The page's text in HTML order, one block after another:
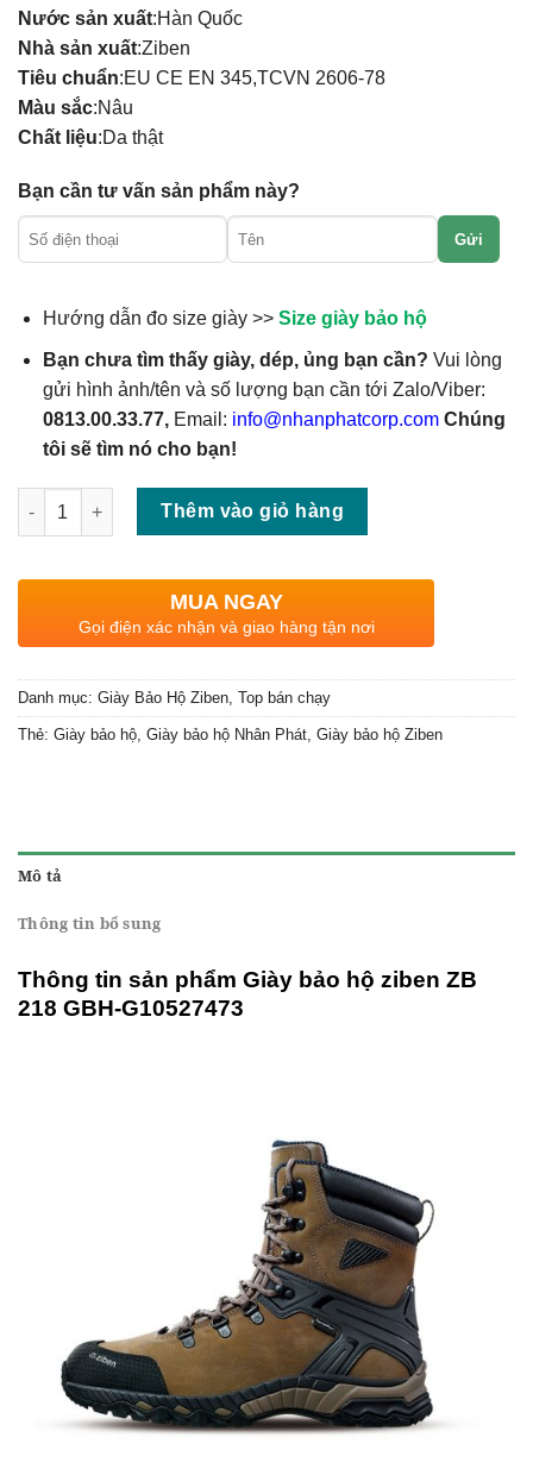
Nước sản xuất:Hàn Quốc
Nhà sản xuất:Ziben
Tiêu chuẩn:EU CE EN 345,TCVN 2606-78
Màu sắc:Nâu
Chất liệu:Da thật
Bạn cần tư vấn sản phẩm này?
Gửi
Hướng dẫn đo size giày >> Size giày bảo hộ
Bạn chưa tìm thấy giày, dép, ủng bạn cần? Vui lòng
gửi hình ảnh/tên và số lượng bạn cần tới Zalo/Viber:
0813.00.33.77, Email: info@nhanphatcorp.com Chúng
tôi sẽ tìm nó cho bạn!
Số lượng
Thêm vào giỏ hàng
MUA NGAY
Gọi điện xác nhận và giao hàng tận nơi
Danh mục: Giày Bảo Hộ Ziben, Top bán chạy
Thẻ: Giày bảo hộ, Giày bảo hộ Nhân Phát, Giày bảo hộ Ziben
Mô tả
Thông tin bổ sung
Thông tin sản phẩm Giày bảo hộ ziben ZB
218 GBH-G10527473